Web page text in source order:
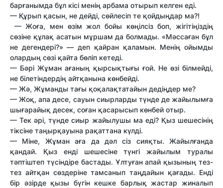
барғанымда бұл кісі менің арбама отырып келген еді.
— Құрып қасын, не дейді, сөйлесіп те қойдыңдар ма?!
— Жоға, мен өзім жол бойы көңілсіз боп, жігітіңіздің
сөзіне құлақ асатын мұршам да болмады. «Мәссаған бұл
не дегендері?» — деп қайран қаламын. Менің ойымды
олардың сөзі қайта бөліп кетеді.
— Бәрі Жұман ағаның қырсықтығы ғой. Не өзі білмейді,
не білетіндердің айтқанына көнбейді.
— Жә, Жұманды тағы қоқалақтатайын дедіңдер ме?
— Жоқ, апа десе, сауын сиырларды түнде де жайылымға
шығарайық десек, соған қасарысып көнбей отыр.
— Тек әрі, түнде сиыр жайылушы ма еді? Қыз шешесінің
тіксіне таңырқауына рақаттана күлді.
— Міне, Жұман аға да дәл сіз сияқты. Жайылғанда
қандай. Қыз енді шешесіне түнгі жайылым туралы
тәптіштеп түсіндіре бастады. Ұлтуған апай қызының тез-
тез айтқан сөздеріне тамсанып таңдайын қағады. Енді
бір әзірде қызы бүгін кешке барлық жастар жиналып